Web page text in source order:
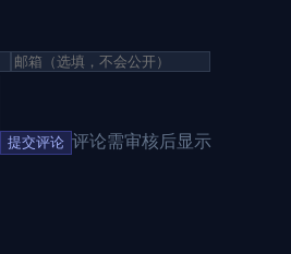
提交评论 评论需审核后显示